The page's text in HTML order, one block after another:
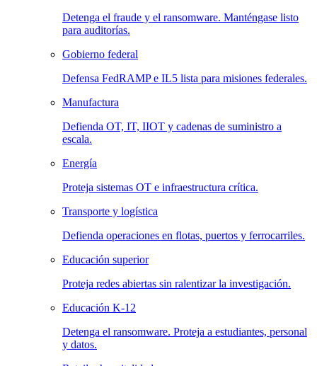
Detenga el fraude y el ransomware. Manténgase listo
para auditorías.
Gobierno federal
Defensa FedRAMP e IL5 lista para misiones federales.
Manufactura
Defienda OT, IT, IIOT y cadenas de suministro a
escala.
Energía
Proteja sistemas OT e infraestructura crítica.
Transporte y logística
Defienda operaciones en flotas, puertos y ferrocarriles.
Educación superior
Proteja redes abiertas sin ralentizar la investigación.
Educación K-12
Detenga el ransomware. Proteja a estudiantes, personal
y datos.